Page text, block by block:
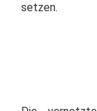
setzen.